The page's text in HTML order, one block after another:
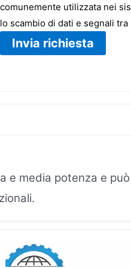
comunemente utilizzata nei
lo scambio di dati e segnali
Invia richiesta
media potenza e